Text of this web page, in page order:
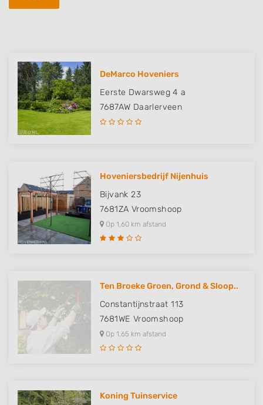
DeMarco Hoveniers
Eerste Dwarsweg 4 a
7687AW Daarlerveen
Hoveniersbedrijf Nijenhuis
Bijvank 23
7681ZA Vroomshoop
Op 1,60 km afstand
Ten Broeke Groen, Grond & Sloop..
Constantijnstraat 113
7681WE Vroomshoop
Op 1,65 km afstand
Koning Tuinservice